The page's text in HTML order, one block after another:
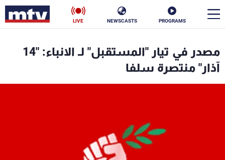
PROGRAMS
NEWSCASTS
LIVE
مصدر في تيار "المستقبل" لـ الانباء: "14
آذار" منتصرة سلفا
الأخبار
رياضة